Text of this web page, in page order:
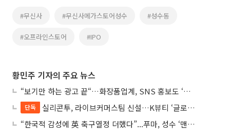
#무신사 #무신사메가스토어성수 #성수동
#오프라인스토어 #IPO
황민주 기자의 주요 뉴스
“보기만 하는 광고 끝“…화장품업계, SNS 홍보도 ‘참여형 콘텐츠’로 변모
단독
실리콘투, 라이브커머스팀 신설…K뷰티 ‘글로벌 판매망’ 확대 속도
“한국적 감성에 英 축구열정 더했다”...푸마, 성수 ‘맨시티 하우스’ 팝업